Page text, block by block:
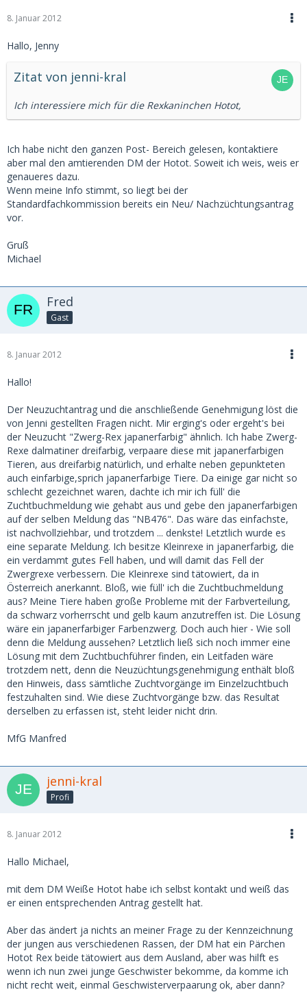
8. Januar 2012
Hallo, Jenny
Zitat von jenni-kral
Ich interessiere mich für die Rexkaninchen Hotot,
Ich habe nicht den ganzen Post- Bereich gelesen, kontaktiere
aber mal den amtierenden DM der Hotot. Soweit ich weis, weis er
genaueres dazu.
Wenn meine Info stimmt, so liegt bei der
Standardfachkommission bereits ein Neu/ Nachzüchtungsantrag
vor.
Gruß
Michael
Fred
Gast
8. Januar 2012
Hallo!
Der Neuzuchtantrag und die anschließende Genehmigung löst die
von Jenni gestellten Fragen nicht. Mir erging's oder ergeht's bei
der Neuzucht "Zwerg-Rex japanerfarbig" ähnlich. Ich habe Zwerg-
Rexe dalmatiner dreifarbig, verpaare diese mit japanerfarbigen
Tieren, aus dreifarbig natürlich, und erhalte neben gepunkteten
auch einfarbige,sprich japanerfarbige Tiere. Da einige gar nicht so
schlecht gezeichnet waren, dachte ich mir ich füll' die
Zuchtbuchmeldung wie gehabt aus und gebe den japanerfarbigen
auf der selben Meldung das "NB476". Das wäre das einfachste,
ist nachvollziehbar, und trotzdem ... denkste! Letztlich wurde es
eine separate Meldung. Ich besitze Kleinrexe in japanerfarbig, die
ein verdammt gutes Fell haben, und will damit das Fell der
Zwergrexe verbessern. Die Kleinrexe sind tätowiert, da in
Österreich anerkannt. Bloß, wie füll' ich die Zuchtbuchmeldung
aus? Meine Tiere haben große Probleme mit der Farbverteilung,
da schwarz vorherrscht und gelb kaum anzutreffen ist. Die Lösung
wäre ein japanerfarbiger Farbenzwerg. Doch auch hier - Wie soll
denn die Meldung aussehen? Letztlich ließ sich noch immer eine
Lösung mit dem Zuchtbuchführer finden, ein Leitfaden wäre
trotzdem nett, denn die Neuzüchtungsgenehmigung enthält bloß
den Hinweis, dass sämtliche Zuchtvorgänge im Einzelzuchtbuch
festzuhalten sind. Wie diese Zuchtvorgänge bzw. das Resultat
derselben zu erfassen ist, steht leider nicht drin.
MfG Manfred
jenni-kral
Profi
8. Januar 2012
Hallo Michael,
mit dem DM Weiße Hotot habe ich selbst kontakt und weiß das
er einen entsprechenden Antrag gestellt hat.
Aber das ändert ja nichts an meiner Frage zu der Kennzeichnung
der jungen aus verschiedenen Rassen, der DM hat ein Pärchen
Hotot Rex beide tätowiert aus dem Ausland, aber was hilft es
wenn ich nun zwei junge Geschwister bekomme, da komme ich
nicht recht weit, einmal Geschwisterverpaarung ok, aber dann?